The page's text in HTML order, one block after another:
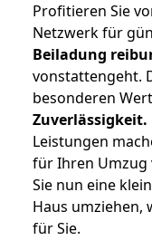
Profitieren Sie
Netzwerk für
Beiladung
vonstattengeht.
besonderen
Zuverlässigkeit.
Leistungen
für Ihren Umzug
Sie nun eine
Haus umziehen,
für Sie.